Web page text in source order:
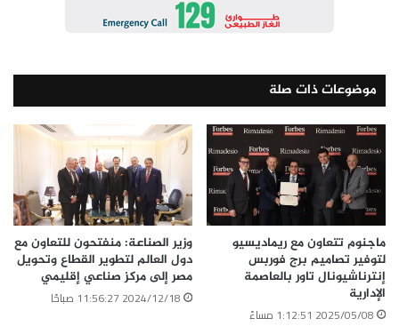
موضوعات ذات صلة
ماجنوم تتعاون مع ريماديسيو
لتوفير تصاميم برج فوربس
إنترناشيونال تاور بالعاصمة
الإدارية
2025/05/08 1:12:51 مساءً
وزير الصناعة: منفتحون للتعاون مع
دول العالم لتطوير القطاع وتحويل
مصر إلى مركز صناعي إقليمي
2024/12/18 11:56:27 صباحًا